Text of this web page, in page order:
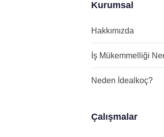
Kurumsal
Hakkımızda
İş Mükemmelliği
Neden İdealkoç?
Çalışmalar